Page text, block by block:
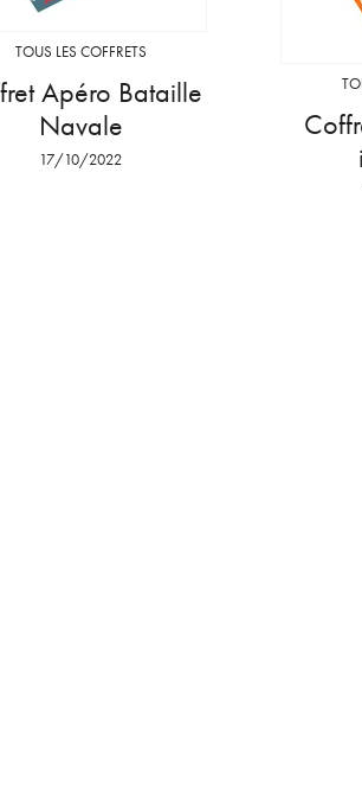
TOUS LES COFFRETS
Apéro Bataille
Navale
17/10/2022